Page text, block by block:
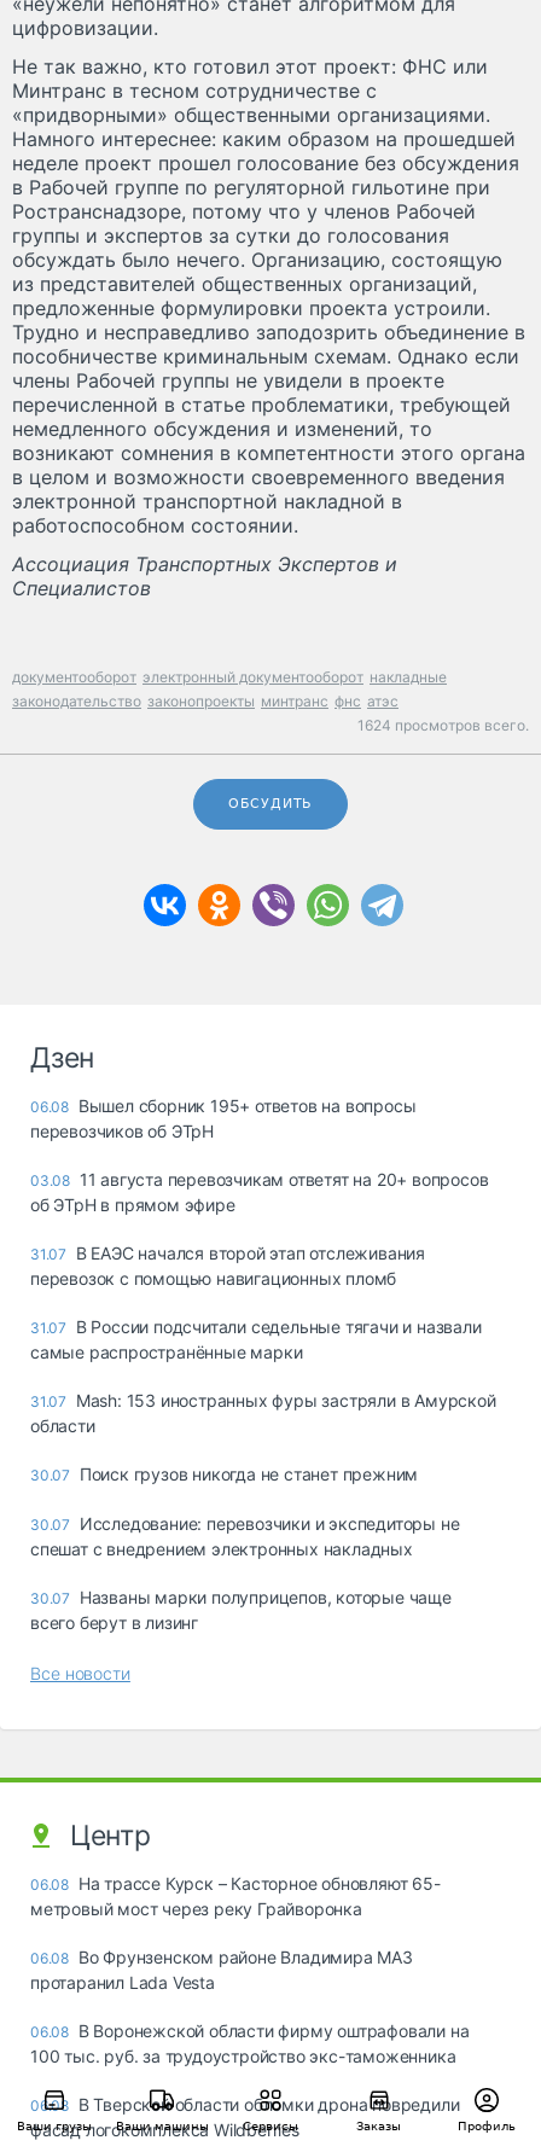
Ваши грузы Ваши машины Сервисы Заказы Профиль
цифровизации.
Не так важно, кто готовил этот проект: ФНС или
Минтранс в тесном сотрудничестве с
«придворными» общественными организациями.
Намного интереснее: каким образом на прошедшей
неделе проект прошел голосование без обсуждения
в Рабочей группе по регуляторной гильотине при
Ространснадзоре, потому что у членов Рабочей
группы и экспертов за сутки до голосования
обсуждать было нечего. Организацию, состоящую
из представителей общественных организаций,
предложенные формулировки проекта устроили.
Трудно и несправедливо заподозрить объединение в
пособничестве криминальным схемам. Однако если
члены Рабочей группы не увидели в проекте
перечисленной в статье проблематики, требующей
немедленного обсуждения и изменений, то
возникают сомнения в компетентности этого органа
в целом и возможности своевременного введения
электронной транспортной накладной в
работоспособном состоянии.
Ассоциация Транспортных Экспертов и
Специалистов
документооборот электронный документооборот накладные
законодательство законопроекты минтранс фнс атэс
1624 просмотров всего.
ОБСУДИТЬ
Дзен
06.08 Вышел сборник 195+ ответов на вопросы
перевозчиков об ЭТрН
03.08 11 августа перевозчикам ответят на 20+ вопросов
об ЭТрН в прямом эфире
31.07
В ЕАЭС начался второй этап отслеживания
перевозок с помощью навигационных пломб
31.07
В России подсчитали седельные тягачи и назвали
самые распространённые марки
31.07
Mash: 153 иностранных фуры застряли в Амурской
области
30.07 Поиск грузов никогда не станет прежним
30.07
Исследование: перевозчики и экспедиторы не
спешат с внедрением электронных накладных
30.07
Названы марки полуприцепов, которые чаще
всего берут в лизинг
Все новости
Центр
06.08 На трассе Курск – Касторное обновляют 65-
метровый мост через реку Грайворонка
06.08 Во Фрунзенском районе Владимира МАЗ
протаранил Lada Vesta
06.08 В Воронежской области фирму оштрафовали на
100 тыс. руб. за трудоустройство экс-таможенника
06.08 В Тверской области обломки дрона повредили
фасад логокомплекса Wildberries